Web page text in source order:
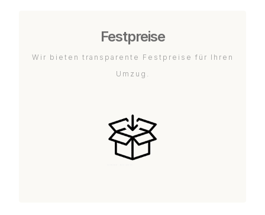
Festpreise
Wir bieten transparente Festpreise für Ihren
Umzug.